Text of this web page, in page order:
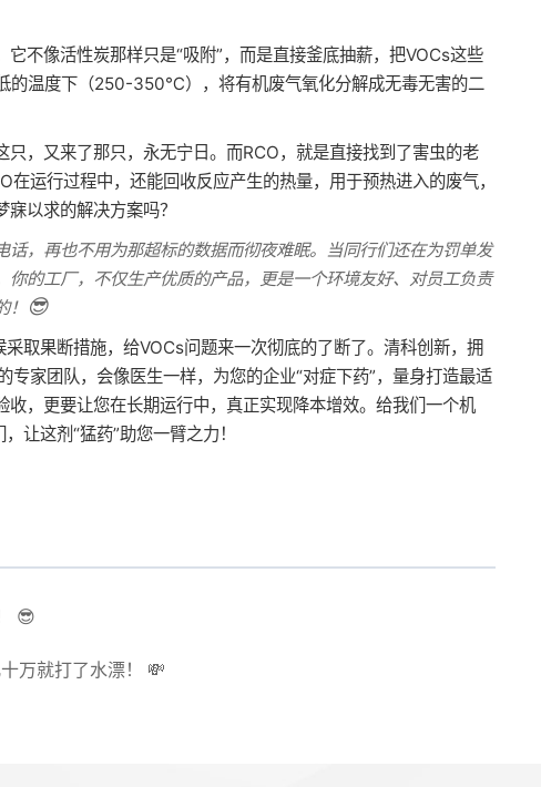
不像活性炭那样只是“吸附”，而是直接釜底抽薪，把VOCs这些
的温度下（250-350℃），将有机废气氧化分解成无毒无害的二
，又来了那只，永无宁日。而RCO，就是直接找到了害虫的老
运行过程中，还能回收反应产生的热量，用于预热进入的废气，
以求的解决方案吗？
，再也不用为那超标的数据而彻夜难眠。当同行们还在为罚单发
的工厂，不仅生产优质的产品，更是一个环境友好、对员工负责
😎
取果断措施，给VOCs问题来一次彻底的了断了。清科创新，拥
家团队，会像医生一样，为您的企业“对症下药”，量身打造最适
，更要让您在长期运行中，真正实现降本增效。给我们一个机
让这剂“猛药”助您一臂之力！
😎
万就打了水漂！ 💸